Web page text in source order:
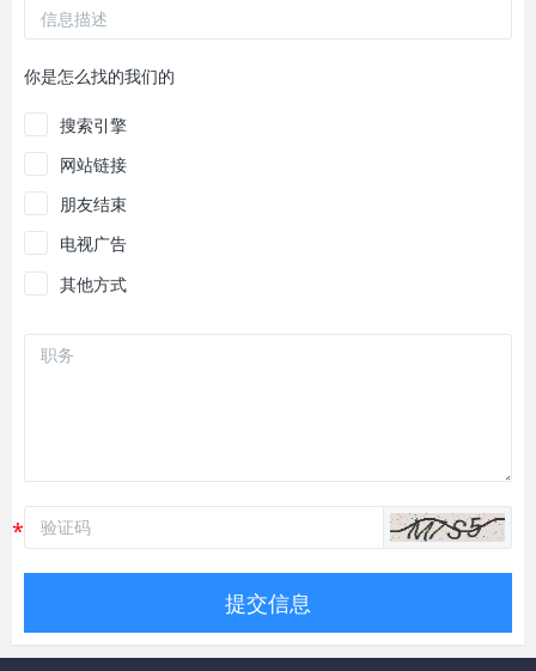
你是怎么找的我们的
搜索引擎
网站链接
朋友结束
电视广告
其他方式
提交信息